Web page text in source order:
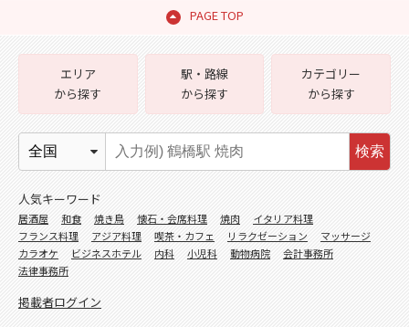
PAGE TOP
エリア
から探す
駅・路線
から探す
カテゴリー
から探す
検索
人気キーワード
居酒屋 和食 焼き鳥 懐石・会席料理 焼肉
イタリア料理
フランス料理
アジア料理 喫茶・カフェ リラクゼーション
マッサージ
カラオケ
ビジネスホテル 内科 小児科 動物病院
会計事務所
法律事務所
掲載者ログイン